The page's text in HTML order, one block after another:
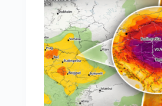
nam
donose?